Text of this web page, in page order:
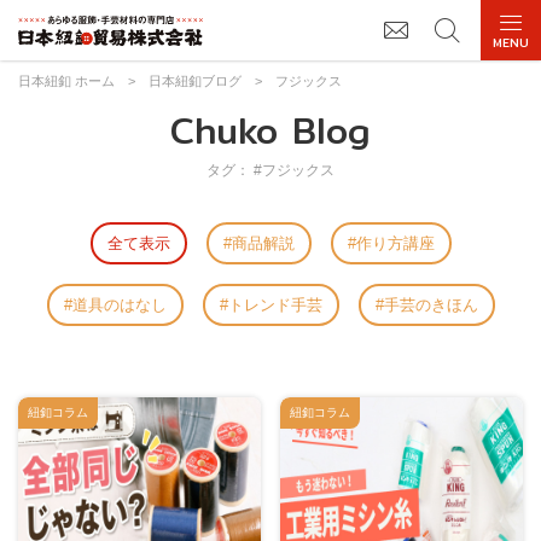
日本紐釦 ホーム > 日本紐釦ブログ > フジックス
Chuko Blog
タグ： #フジックス
全て表示 商品解説 作り方講座
道具のはなし トレンド手芸 手芸のきほん
紐釦コラム 紐釦コラム